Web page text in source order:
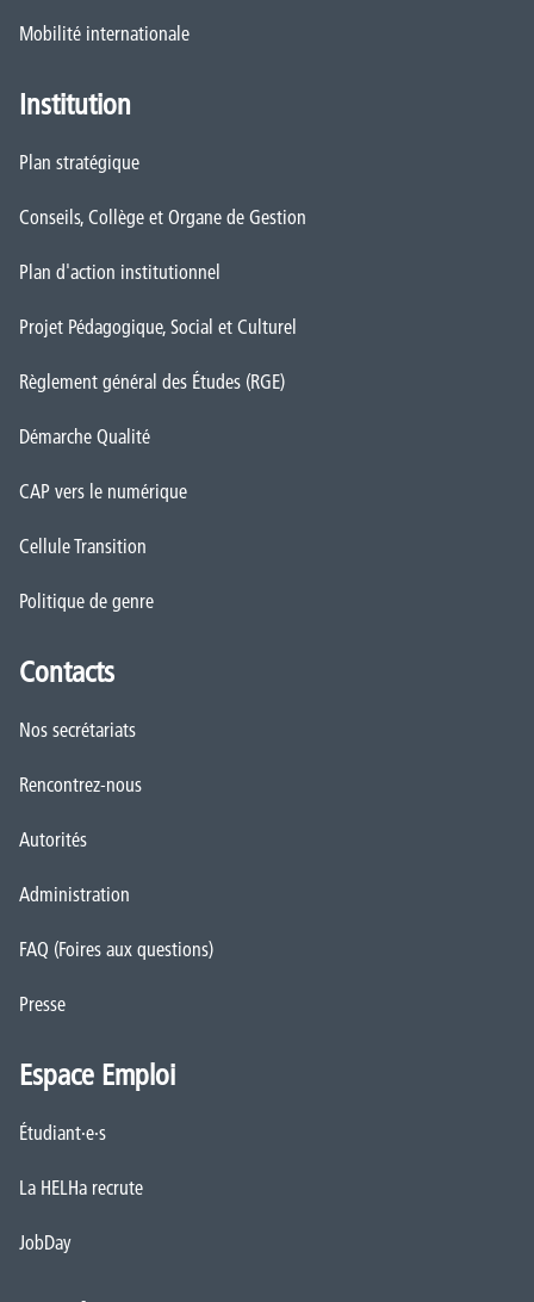
Mobilité internationale
Institution
Plan stratégique
Conseils, Collège et Organe de Gestion
Plan d'action institutionnel
Projet Pédagogique, Social et Culturel
Règlement général des Études (RGE)
Démarche Qualité
CAP vers le numérique
Cellule Transition
Politique de genre
Contacts
Nos secrétariats
Rencontrez-nous
Autorités
Administration
FAQ (Foires aux questions)
Presse
Espace Emploi
Étudiant·e·s
La HELHa recrute
JobDay